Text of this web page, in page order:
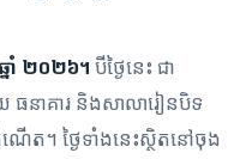
នាំ ២០២៦។ បីថ្ងៃនេះ ជា
ធនាគារ និងសាលារៀនបិទ
ើត។ ថ្ងៃទាំងនេះស្ថិតនៅចុង